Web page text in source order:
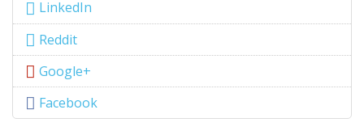
LinkedIn
Reddit
Google+
Facebook